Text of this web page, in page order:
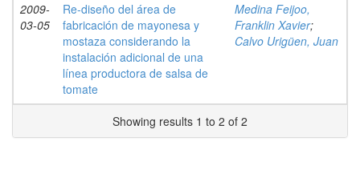
2009-
03-05
Re-diseño del área de
fabricación de mayonesa y
mostaza considerando la
instalación adicional de una
línea productora de salsa de
tomate
Medina Feijoo,
Franklin Xavier;
Calvo Urigüen, Juan
Showing results 1 to 2 of 2